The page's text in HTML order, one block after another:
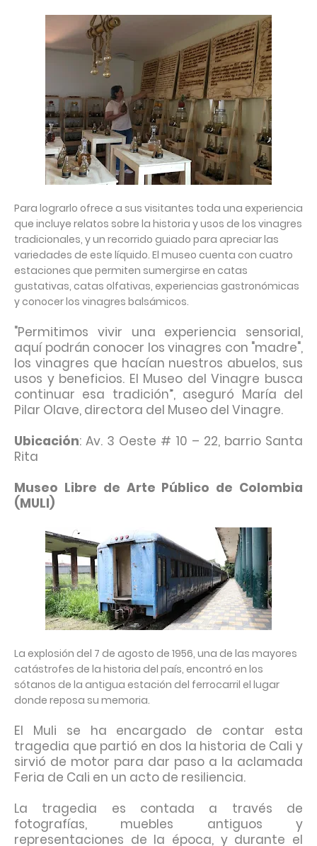
Para lograrlo ofrece a sus visitantes toda una experiencia
que incluye relatos sobre la historia y usos de los vinagres
tradicionales, y un recorrido guiado para apreciar las
variedades de este líquido. El museo cuenta con cuatro
estaciones que permiten sumergirse en catas
gustativas, catas olfativas, experiencias gastronómicas
y conocer los vinagres balsámicos.
"Permitimos vivir una experiencia sensorial,
aquí podrán conocer los vinagres con "madre",
los vinagres que hacían nuestros abuelos, sus
usos y beneficios. El Museo del Vinagre busca
continuar esa tradición”, aseguró María del
Pilar Olave, directora del Museo del Vinagre.
Ubicación: Av. 3 Oeste # 10 – 22, barrio Santa
Rita
Museo Libre de Arte Público de Colombia
(MULI)
La explosión del 7 de agosto de 1956, una de las mayores
catástrofes de la historia del país, encontró en los
sótanos de la antigua estación del ferrocarril el lugar
donde reposa su memoria.
El Muli se ha encargado de contar esta
tragedia que partió en dos la historia de Cali y
sirvió de motor para dar paso a la aclamada
Feria de Cali en un acto de resiliencia.
La tragedia es contada a través de
fotografías, muebles antiguos y
representaciones de la época, y durante el